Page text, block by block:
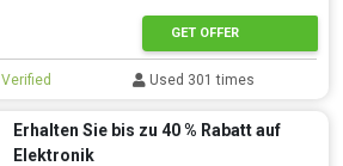
GET OFFER
Verified Used 301 times
Erhalten Sie bis zu 40 % Rabatt auf
Elektronik